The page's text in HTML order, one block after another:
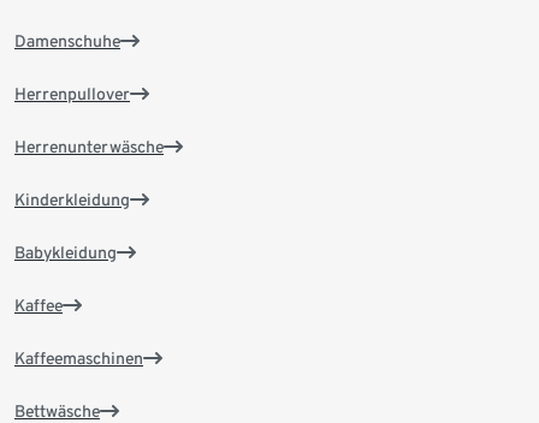
Damenschuhe
Herrenpullover
Herrenunterwäsche
Kinderkleidung
Babykleidung
Kaffee
Kaffeemaschinen
Bettwäsche